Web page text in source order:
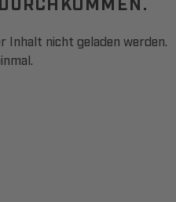
Inhalt nicht geladen werden.